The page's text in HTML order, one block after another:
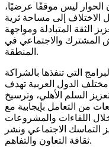
الحوار ليس موقفًا عرضيًا،
الاختلاف إلى مساحة ثرية
الثقة المتبادلة ومواجهة
المشترك والاجتماعي في
المنطقة.
التي تنفذها بالشراكة
الدول العربية تهدف
السلم الأهلي، وترسيخ
من التعامل بإيجابية مع
اللقاءات والمشروعات
التماسك الاجتماعي ونشر
ثقافة التعاون والتفاهم.